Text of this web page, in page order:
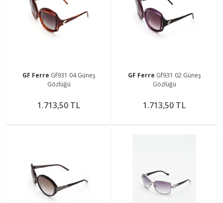
GF Ferre Gf931 04 Güneş
Gözlüğü
1.713,50 TL
GF Ferre Gf931 02 Güneş
Gözlüğü
1.713,50 TL